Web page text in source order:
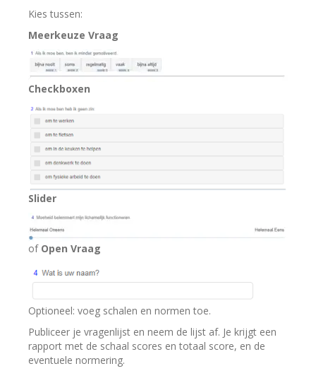
Kies tussen:
Meerkeuze Vraag
Checkboxen
Slider
of Open Vraag
Optioneel: voeg schalen en normen toe.
Publiceer je vragenlijst en neem de lijst af. Je krijgt een
rapport met de schaal scores en totaal score, en de
eventuele normering.